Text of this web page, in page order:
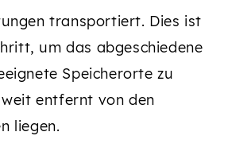
transportiert. Dies ist
um das abgeschiedene
Speicherorte zu
entfernt von den
liegen.